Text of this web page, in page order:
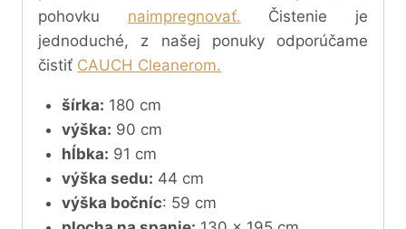
pohovku naimpregnovať. Čistenie je
jednoduché, z našej ponuky odporúčame
čistiť CAUCH Cleanerom.
šírka: 180 cm
výška: 90 cm
hĺbka: 91 cm
výška sedu: 44 cm
výška bočníc: 59 cm